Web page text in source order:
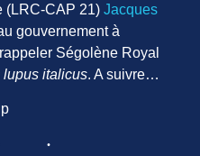
(LRC-CAP 21)Jacques
gouvernement à
Ségolène Royal
lupus italicus. A suivre…